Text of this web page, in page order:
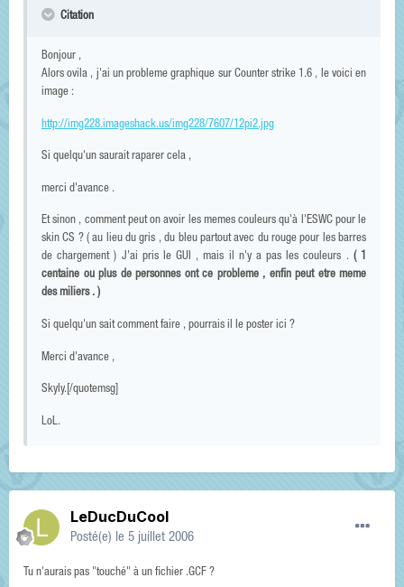
Citation
Bonjour ,
Alors ovila , j'ai un probleme graphique sur Counter strike 1.6 , le voici en
image :
http://img228.imageshack.us/img228/7607/12pi2.jpg
Si quelqu'un saurait raparer cela ,
merci d'avance .
Et sinon , comment peut on avoir les memes couleurs qu'à l'ESWC pour le
skin CS ? ( au lieu du gris , du bleu partout avec du rouge pour les barres
de chargement ) J'ai pris le GUI , mais il n'y a pas les couleurs . ( 1
centaine ou plus de personnes ont ce probleme , enfin peut etre meme
des miliers . )
Si quelqu'un sait comment faire , pourrais il le poster ici ?
Merci d'avance ,
Skyly.[/quotemsg]
LoL.
LeDucDuCool
Posté(e) le 5 juillet 2006
Tu n'aurais pas "touché" à un fichier .GCF ?